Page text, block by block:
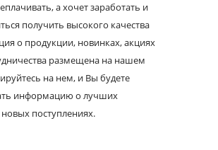
а хочет заработать и
получить высокого качества
о продукции, новинках, акциях
размещена на нашем
на нем, и Вы будете
информацию о лучших
поступлениях.